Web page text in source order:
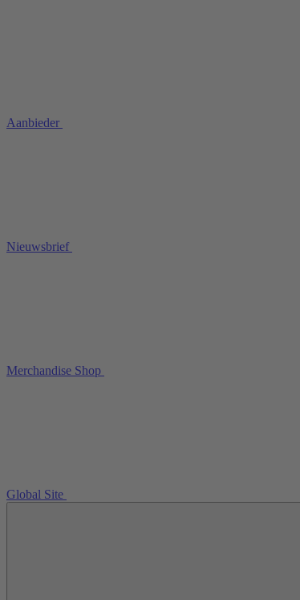
Aanbieder
Nieuwsbrief
Merchandise Shop
Global Site